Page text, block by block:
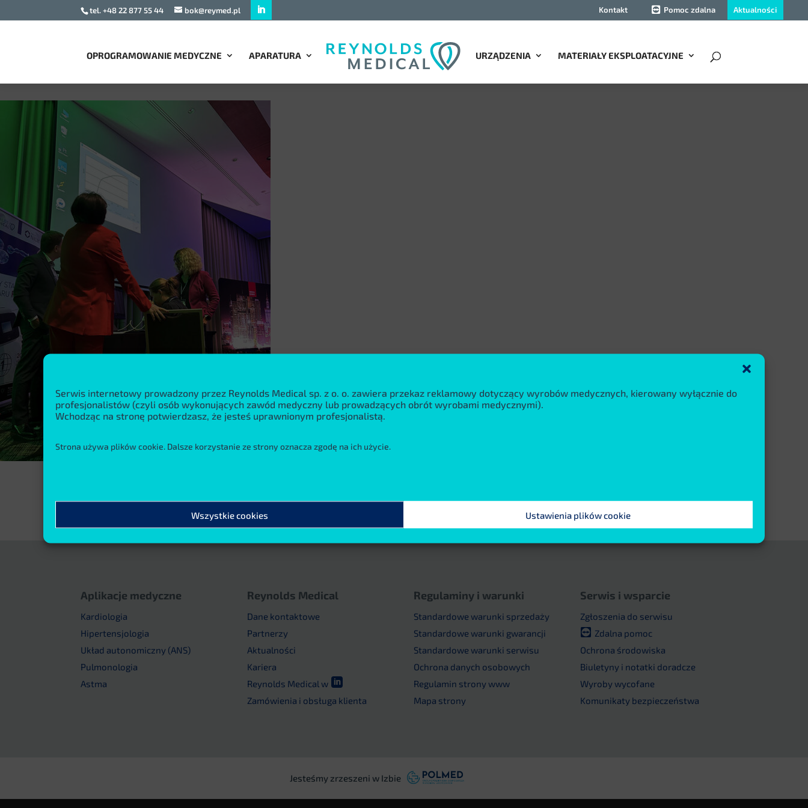
Serwis internetowy prowadzony przez Reynolds Medical sp. z o. o. zawiera przekaz reklamowy dotyczący wyrobów medycznych, kierowany wyłącznie do
profesjonalistów (czyli osób wykonujących zawód medyczny lub prowadzących obrót wyrobami medycznymi).
Wchodząc na stronę potwierdzasz, że jesteś uprawnionym profesjonalistą.
Strona używa plików cookie. Dalsze korzystanie ze strony oznacza zgodę na ich użycie.
Wszystkie cookies Ustawienia plików cookie
tel. +48 22 877 55 44 bok@reymed.pl Kontakt Pomoc zdalna Aktualności
OPROGRAMOWANIE MEDYCZNE APARATURA URZĄDZENIA MATERIAŁY EKSPLOATACYJNE
Aplikacje medyczne
Kardiologia
Hipertensjologia
Układ autonomiczny (ANS)
Pulmonologia
Astma
Reynolds Medical
Dane kontaktowe
Partnerzy
Aktualności
Kariera
Reynolds Medical w 
Zamówienia i obsługa klienta
Regulaminy i warunki
Standardowe warunki sprzedaży
Standardowe warunki gwarancji
Standardowe warunki serwisu
Ochrona danych osobowych
Regulamin strony www
Mapa strony
Serwis i wsparcie
Zgłoszenia do serwisu
Zdalna pomoc
Ochrona środowiska
Biuletyny i notatki doradcze
Wyroby wycofane
Komunikaty bezpieczeństwa
Jesteśmy zrzeszeni w Izbie